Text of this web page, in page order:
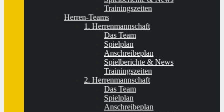
Trainingszeiten
Herren-Teams
1. Herrenmannschaft
Das Team
Spielplan
Anschreibeplan
Spielberichte & News
Trainingszeiten
2. Herrenmannschaft
Das Team
Spielplan
Anschreibeplan